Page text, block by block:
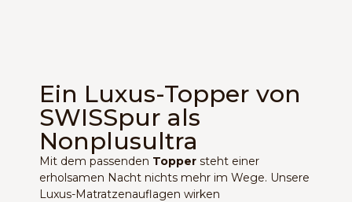
Ein Luxus-Topper von
SWISSpur als
Nonplusultra
Mit dem passenden Topper steht einer
erholsamen Nacht nichts mehr im Wege. Unsere
Luxus-Matratzenauflagen wirken